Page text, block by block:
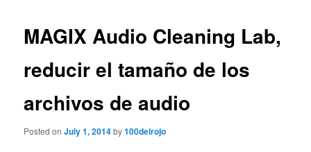
MAGIX Audio Cleaning Lab,
reducir el tamaño de los
archivos de audio
Posted onJuly 1, 2014by100delrojo